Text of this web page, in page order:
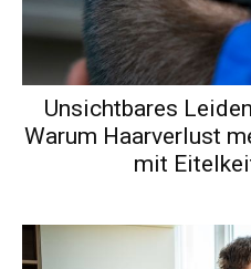
Unsichtbares
Warum Haarverlust
mit